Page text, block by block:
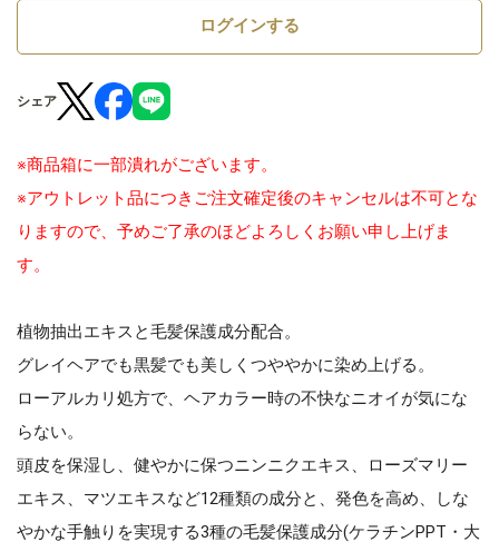
ログインする
シェア
※商品箱に一部潰れがございます。
※アウトレット品につきご注文確定後のキャンセルは不可とな
りますので、予めご了承のほどよろしくお願い申し上げま
す。
植物抽出エキスと毛髪保護成分配合。
グレイヘアでも黒髪でも美しくつややかに染め上げる。
ローアルカリ処方で、ヘアカラー時の不快なニオイが気にな
らない。
頭皮を保湿し、健やかに保つニンニクエキス、ローズマリー
エキス、マツエキスなど12種類の成分と、発色を高め、しな
やかな手触りを実現する3種の毛髪保護成分(ケラチンPPT・大